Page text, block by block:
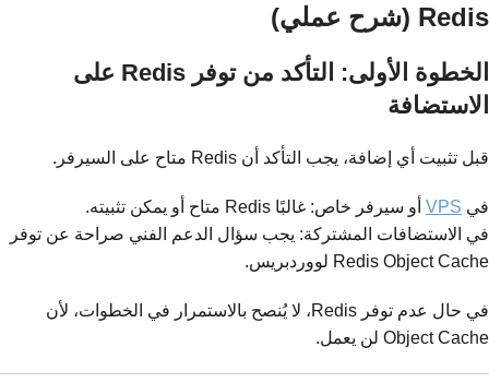
Redis (شرح عملي)
الخطوة الأولى: التأكد من توفر Redis على
الاستضافة
قبل تثبيت أي إضافة، يجب التأكد أن Redis متاح على السيرفر.
في VPS أو سيرفر خاص: غالبًا Redis متاح أو يمكن تثبيته.
في الاستضافات المشتركة: يجب سؤال الدعم الفني صراحة عن توفر
Redis Object Cache لووردبريس.
في حال عدم توفر Redis، لا يُنصح بالاستمرار في الخطوات، لأن
Object Cache لن يعمل.